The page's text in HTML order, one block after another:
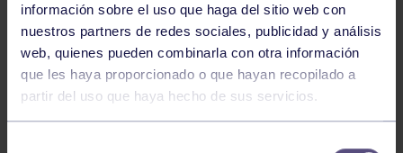
información sobre el uso que haga del sitio web con
nuestros partners de redes sociales, publicidad y análisis
web, quienes pueden combinarla con otra información
que les haya proporcionado o que hayan recopilado a
partir del uso que haya hecho de sus servicios.
Pádel 29 Jul 2026